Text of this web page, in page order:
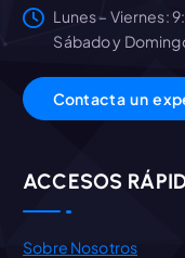
Lunes – Viernes:
Sábado y
Contacta un exp
ACCESOS
Sobre Nosotros